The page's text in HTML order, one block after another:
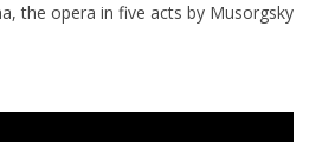
the opera in five acts by Musorgsky